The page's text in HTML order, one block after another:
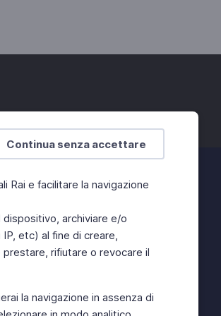
Continua senza accettare
Rai e facilitare la navigazione
archiviare e/o
etc) al fine di creare,
rifiutare o revocare il
la navigazione in assenza di